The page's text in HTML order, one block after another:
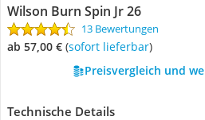
Wilson Burn Spin Jr 26
13 Bewertungen
ab 57,00 € ( Sofort lieferbar)
Preisvergleich und
Technische Details